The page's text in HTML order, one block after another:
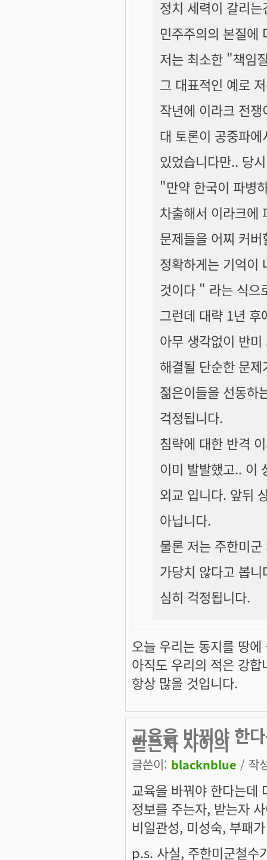
정치 세력이 갈리
민주주의의 본질에
저는 최소한 "책임
그 대표적인 예로
작년에 이라크 전
대 토론이 공중파
있었습니다만.. 당
"만약 한국이 파병
차출해서 이라크에
문제들을 어찌 커
정확하게는 기억이
것이다 " 라는 식으
그런데 대략 1년 후
아무 생각없이 반
해결될 단순한 문
젊은이들을 선동하
걱정됩니다.
침략에 대한 반격
이미 발발했고.. 이
외교 입니다. 앞뒤
아닙니다.
물론 저는 주한미
가당치 않다고 봅
심히 걱정됩니다.
오늘 우리는 동지를 땅
아직도 우리의 적은 강
항상 많을 것입니다.
교육을 바꿔야 한
받는자 사이의
글쓴이: blacknblue / 작
교육을 바꿔야 한다는데
정보를 주는자, 받는자
비일관성, 미성숙, 부패
p.s. 사실, 주한미군철수